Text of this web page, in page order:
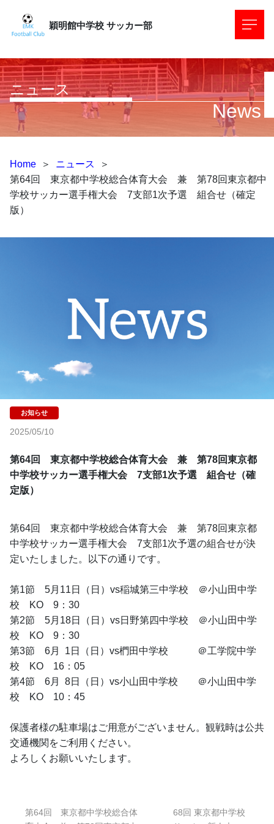
穎明館中学校 サッカー部
ニュース
News
Home ＞ ニュース
＞
第64回 東京都中学校総合体育大会 兼 第78回東京都中
学校サッカー選手権大会 7支部1次予選 組合せ（確定
版）
2025/05/10
第64回　東京都中学校総合体育大会　兼　第78回東京都
中学校サッカー選手権大会　7支部1次予選　組合せ（確
定版）
第64回　東京都中学校総合体育大会　兼　第78回東京都
中学校サッカー選手権大会　7支部1次予選の組合せが決
定いたしました。以下の通りです。
第1節　5月11日（日）vs稲城第三中学校　＠小山田中学
校　KO　9：30
第2節　5月18日（日）vs日野第四中学校　＠小山田中学
校　KO　9：30
第3節　6月  1日（日）vs椚田中学校　　　＠工学院中学
校　KO　16：05
第4節　6月  8日（日）vs小山田中学校　　＠小山田中学
校　KO　10：45
保護者様の駐車場はご用意がございません。観戦時は公共
交通機関をご利用ください。
よろしくお願いいたします。
第64回 東京都中学校総合体
68回 東京都中学校